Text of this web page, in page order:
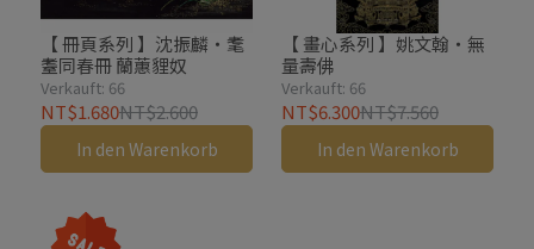
【 冊頁系列 】沈振麟・耄
耋同春冊 蘭蕙貍奴
Verkauft: 66
NT$1.680NT$2.600
In den Warenkorb
【 畫心系列 】姚文翰・無
量壽佛
Verkauft: 66
NT$6.300NT$7.560
In den Warenkorb